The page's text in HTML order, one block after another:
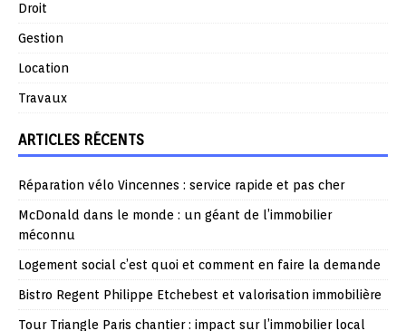
Droit
Gestion
Location
Travaux
ARTICLES RÉCENTS
Réparation vélo Vincennes : service rapide et pas cher
McDonald dans le monde : un géant de l’immobilier
méconnu
Logement social c’est quoi et comment en faire la demande
Bistro Regent Philippe Etchebest et valorisation immobilière
Tour Triangle Paris chantier : impact sur l’immobilier local